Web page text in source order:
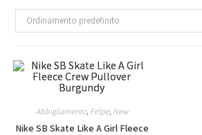
Ordinamento predefinito
Abbigliamento, Felpe, New
Nike SB Skate Like A Girl Fleece